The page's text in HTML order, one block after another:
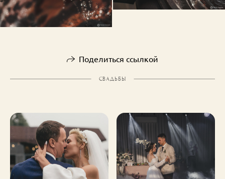
Поделиться ссылкой
СВАДЬБЫ